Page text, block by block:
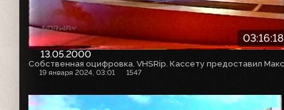
03:16:18
13.05.2000
19 января 2024, 03:01 1547